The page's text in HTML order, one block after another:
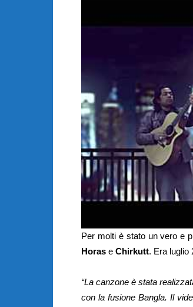
Per molti è stato un vero e
Horas e Chirkutt. Era luglio
“La canzone è stata
con la fusione Bangla. Il